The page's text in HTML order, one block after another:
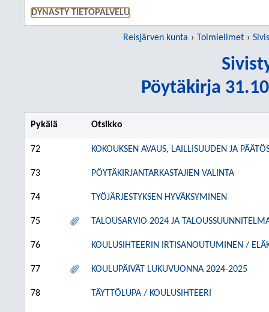
DYNASTY TIETOPALVELU
Reisjärven kunta Toimielimet
Pöytäkirja
Pykälä Otsikko
72 KOKOUKSEN AVAUS, LAILLISUUDEN JA
73 PÖYTÄKIRJANTARKASTAJIEN VALINTA
74 TYÖJÄRJESTYKSEN HYVÄKSYMINEN
75 TALOUSARVIO 2024 JA
76 KOULUSIHTEERIN IRTISANOUTUMINEN /
77 KOULUPÄIVÄT LUKUVUONNA 2024-2025
78 TÄYTTÖLUPA / KOULUSIHTEERI